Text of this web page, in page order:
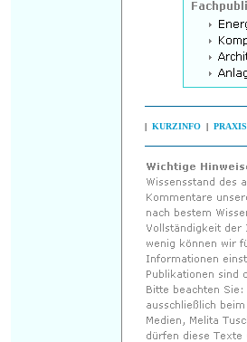
| KURZINFO | PRAXIS